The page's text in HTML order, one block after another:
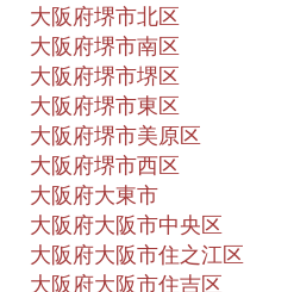
大阪府堺市北区
大阪府堺市南区
大阪府堺市堺区
大阪府堺市東区
大阪府堺市美原区
大阪府堺市西区
大阪府大東市
大阪府大阪市中央区
大阪府大阪市住之江区
大阪府大阪市住吉区